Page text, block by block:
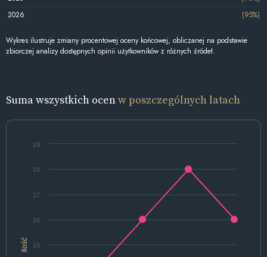
2026
(95%)
Wykres ilustruje zmiany procentowej oceny końcowej, obliczanej na podstawie
zbiorczej analizy dostępnych opinii użytkowników z różnych źródeł.
Suma wszystkich ocenw poszczególnych latach
Ilość 15
16
17
18
19